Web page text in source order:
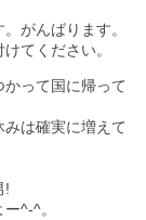
がんばります。
てください。
って国に帰って
は確実に増えて
!
^-^。